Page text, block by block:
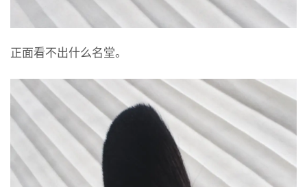
正面看不出什么名堂。